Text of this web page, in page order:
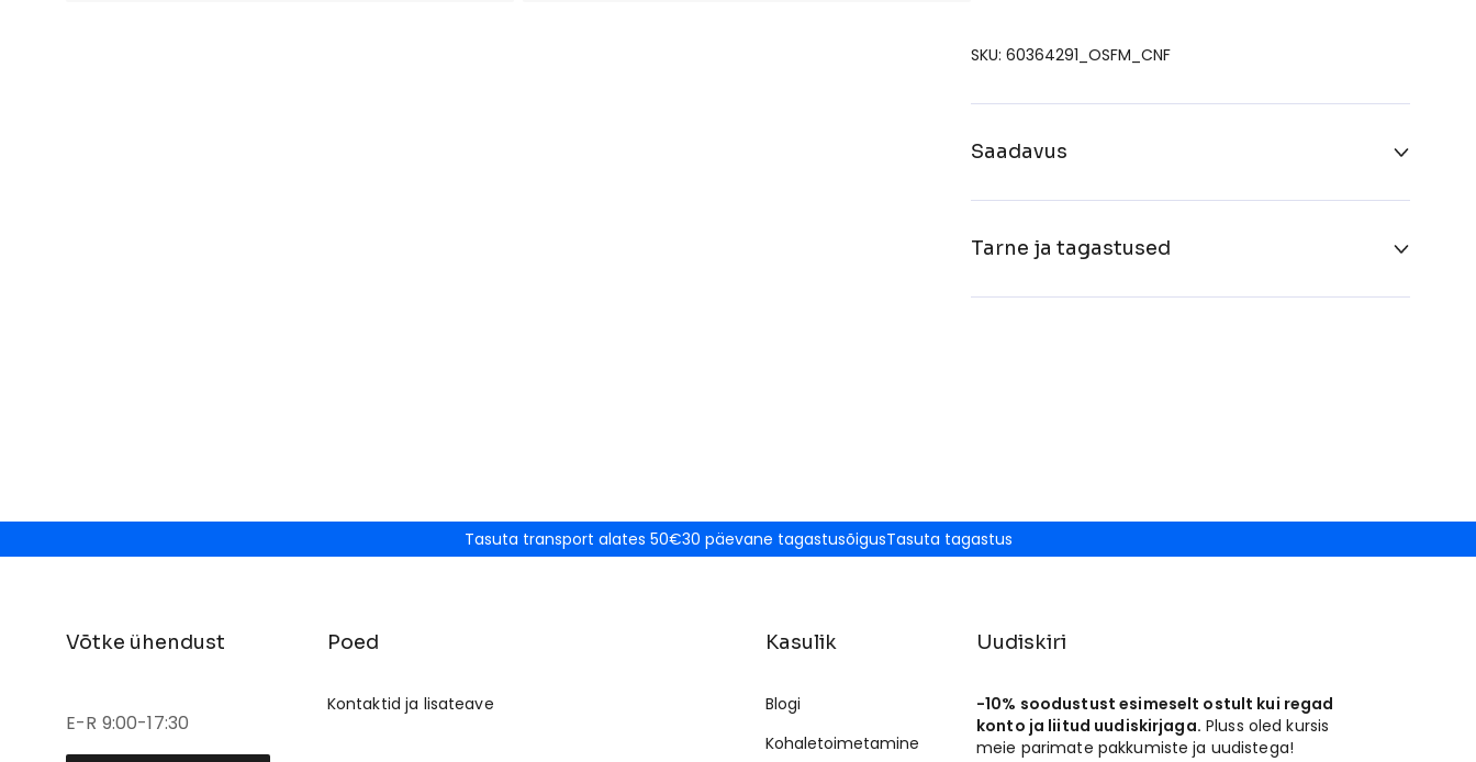
SKU: 60364291_OSFM_CNF
Saadavus
Tarne ja tagastused
Tasuta transport alates 50€30 päevane tagastusõigusTasuta tagastus
Võtke ühendust
E-R 9:00-17:30
Poed
Kontaktid ja lisateave
Kasulik
Blogi
Kohaletoimetamine
Uudiskiri
-10% soodustust esimeselt ostult kui regad
konto ja liitud uudiskirjaga. Pluss oled kursis
meie parimate pakkumiste ja uudistega!